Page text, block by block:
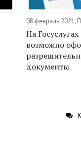
08 февраль 2021,
На Госуслугах
возможно
документы